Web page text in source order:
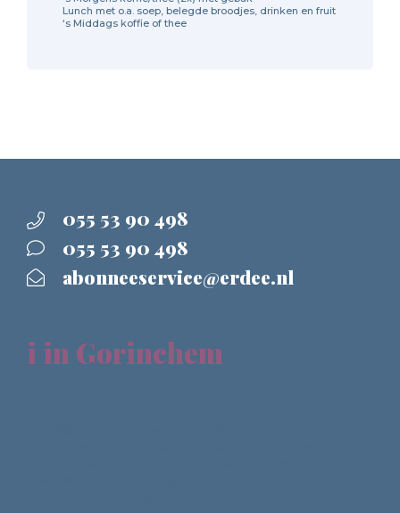
Lunch met o.a. soep, belegde broodjes, drinken en fruit
‘s Middags koffie of thee
055 53 90 498
055 53 90 498
abonneeservice@erdee.nl
i in Gorinchem